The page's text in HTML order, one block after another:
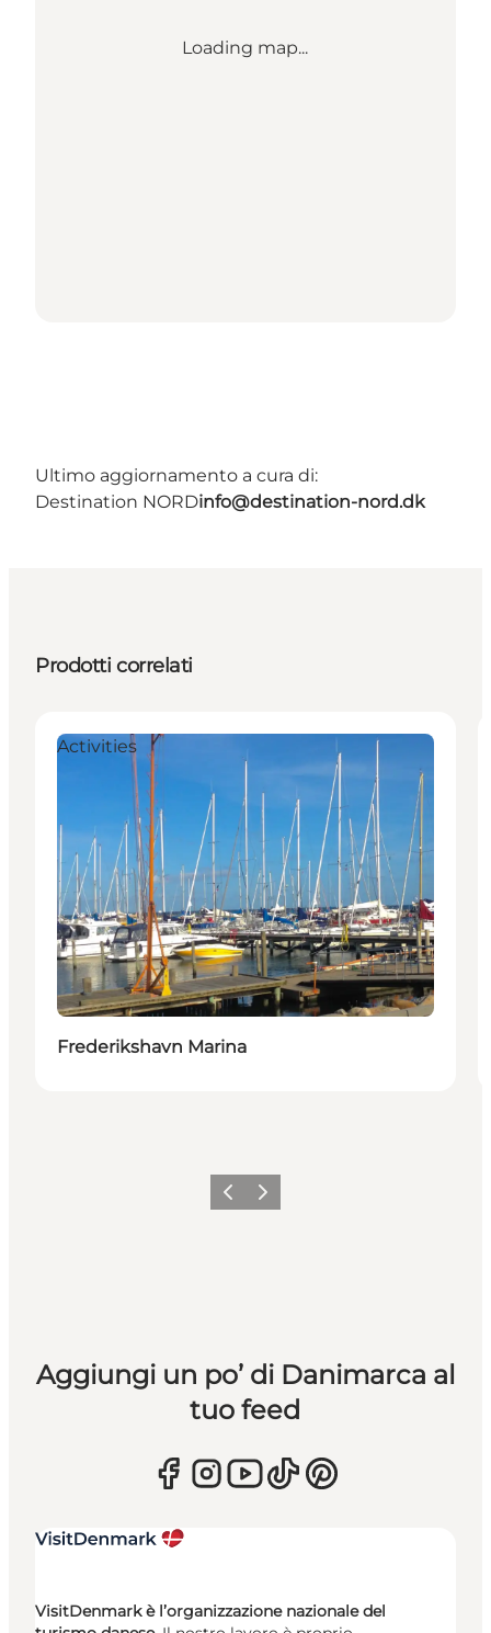
Loading map...
Ultimo aggiornamento a cura di:
Destination NORDinfo@destination-nord.dk
Prodotti correlati
Activities
Frederikshavn Marina
Precedente
Avanti
Aggiungi un po’ di Danimarca al
tuo feed
VisitDenmark è l’organizzazione nazionale del